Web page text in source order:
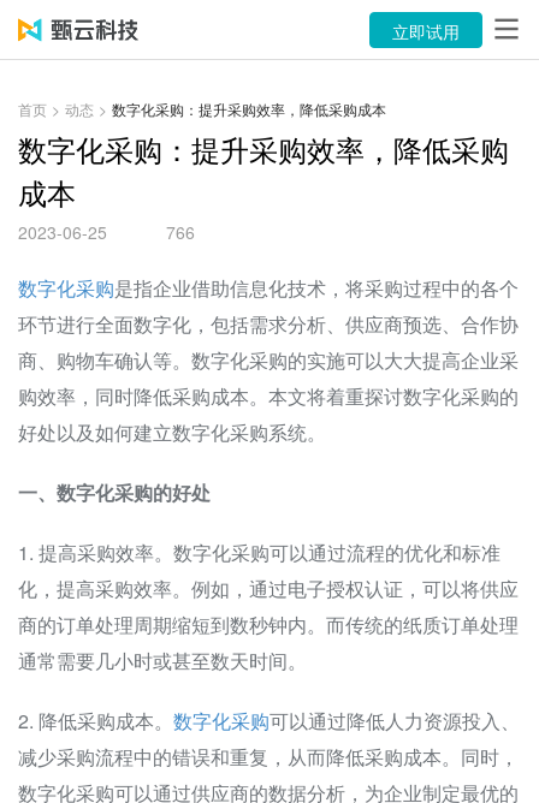
产品
案例
立即试用
售前咨询：400-116-6869
售后服务：400-116-0808
立即试用
首页 > 动态 > 数字化采购：提升采购效率，降低采购成本
数字化采购：提升采购效率，降低采购
成本
2023-06-25 766
数字化采购是指企业借助信息化技术，将采购过程中的各个
环节进行全面数字化，包括需求分析、供应商预选、合作协
商、购物车确认等。数字化采购的实施可以大大提高企业采
购效率，同时降低采购成本。本文将着重探讨数字化采购的
好处以及如何建立数字化采购系统。
一、数字化采购的好处
1. 提高采购效率。数字化采购可以通过流程的优化和标准
化，提高采购效率。例如，通过电子授权认证，可以将供应
商的订单处理周期缩短到数秒钟内。而传统的纸质订单处理
通常需要几小时或甚至数天时间。
2. 降低采购成本。 数字化采购可以通过降低人力资源投入、
减少采购流程中的错误和重复，从而降低采购成本。同时，
数字化采购可以通过供应商的数据分析，为企业制定最优的